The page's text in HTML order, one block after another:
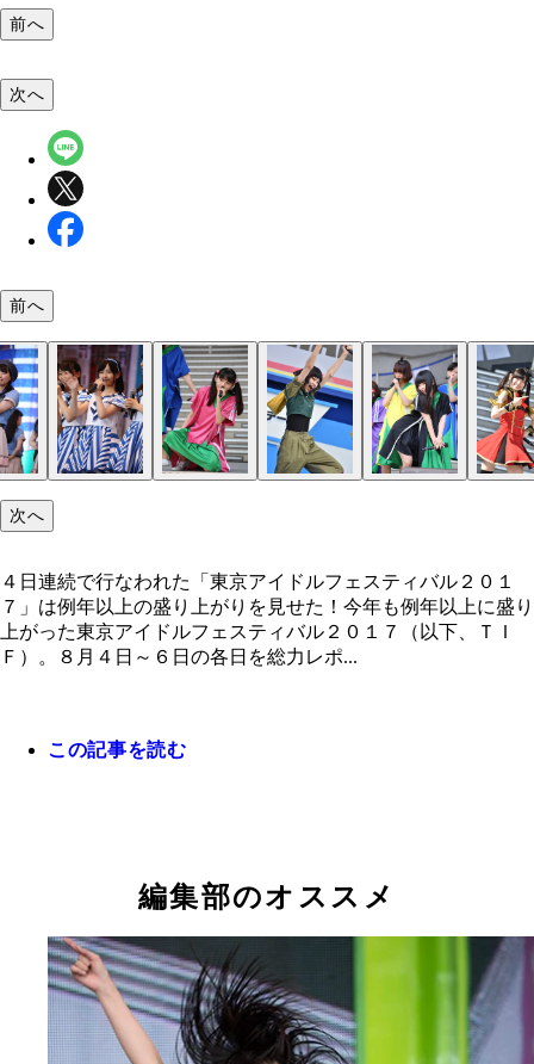
前へ
次へ
前へ
次へ
４日連続で行なわれた「東京アイドルフェスティバル２０１
７」は例年以上の盛り上がりを見せた！今年も例年以上に盛り
上がった東京アイドルフェスティバル２０１７（以下、ＴＩ
Ｆ）。８月４日～６日の各日を総力レポ...
この記事を読む
編集部のオススメ